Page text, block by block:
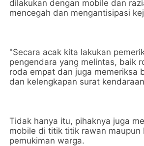
dilakukan dengan mobile dan
mencegah dan mengantisipasi
"Secara acak kita lakukan
pengendara yang melintas, baik
roda empat dan juga memeriksa
dan kelengkapan surat
Tidak hanya itu, pihaknya juga
mobile di titik titik rawan maupun
pemukiman warga.